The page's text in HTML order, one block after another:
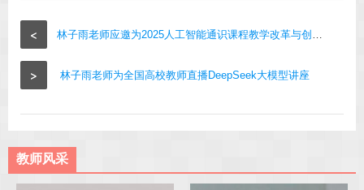
< 林子雨老师应邀为2025人工智能通识课程教学改革与创新论坛做报告
> 林子雨老师为全国高校教师直播DeepSeek大模型讲座
教师风采